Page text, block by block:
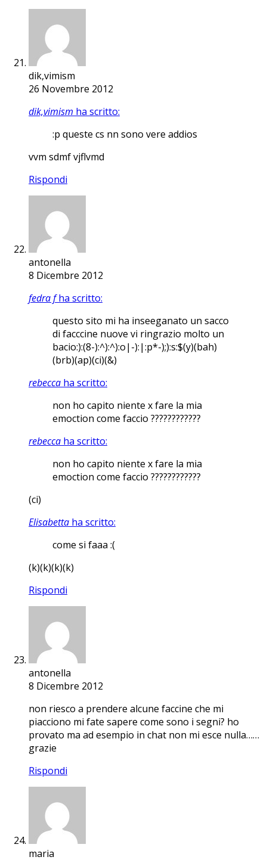
dik,vimism
26 Novembre 2012
dik,vimism ha scritto:
:p queste cs nn sono vere addios
vvm sdmf vjflvmd
Rispondi
antonella
8 Dicembre 2012
fedra fha scritto:
questo sito mi ha inseeganato un sacco
di facccine nuove vi ringrazio molto un
bacio:):(8-):^):^):o|-):|:p*-);):s:$(y)(bah)
(brb)(ap)(ci)(&)
rebecca ha scritto:
non ho capito niente x fare la mia
emoction come faccio ????????????
rebecca ha scritto:
non ho capito niente x fare la mia
emoction come faccio ????????????
(ci)
Elisabetta ha scritto:
come si faaa :(
(k)(k)(k)(k)
Rispondi
antonella
8 Dicembre 2012
non riesco a prendere alcune faccine che mi
piacciono mi fate sapere come sono i segni? ho
provato ma ad esempio in chat non mi esce nulla……
grazie
Rispondi
maria